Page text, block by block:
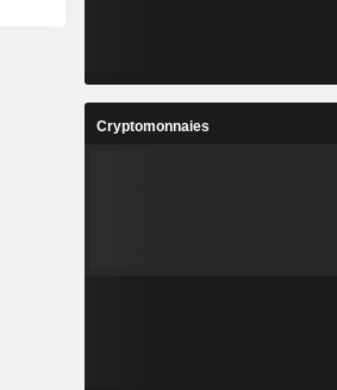
Cryptomonnaies